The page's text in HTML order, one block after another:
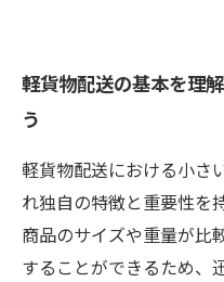
軽貨物配送の基本を理
う
軽貨物配送における小さ
れ独自の特徴と重要性を
商品のサイズや重量が比
することができるため、